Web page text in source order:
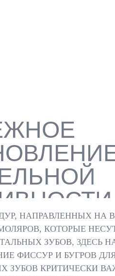
НАПРАВЛЕННЫХ НА
КОТОРЫЕ
ЗУБОВ, ЗДЕСЬ
ФИССУР И БУГРОВ
ЗУБОВ КРИТИЧЕСКИ